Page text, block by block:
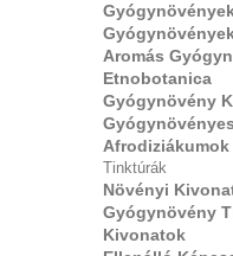
Aromás
Etnobotanica
Gyógynövény
Afrodiziákumok
Tinktúrák
Növényi
Gyógynövény
Kivonatok